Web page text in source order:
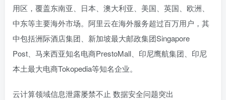
用区，覆盖东南亚、日本、澳大利亚、美国、英国、欧洲、
中东等主要海外市场。阿里云在海外服务超过百万用户，其
中包括洲际酒店集团、新加坡最大邮政集团Singapore
Post、马来西亚知名电商PrestoMall、印尼鹰航集团、印尼
本土最大电商Tokopedia等知名企业。
云计算领域信息泄露屡禁不止 数据安全问题突出